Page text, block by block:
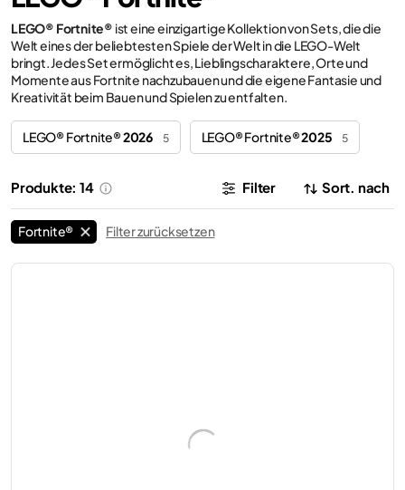
LEGO® Fortnite® ist eine einzigartige Kollektion von Sets, die die
Welt eines der beliebtesten Spiele der Welt in die LEGO-Welt
bringt. Jedes Set ermöglicht es, Lieblingscharaktere, Orte und
Momente aus Fortnite nachzubauen und die eigene Fantasie und
Kreativität beim Bauen und Spielen zu entfalten.
LEGO® Fortnite®2026 5 LEGO® Fortnite®2025 5
Produkte: 14 Filter Sort. nach
Fortnite® Filter zurücksetzen